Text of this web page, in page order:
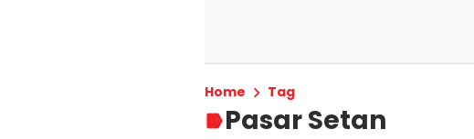
Home Tag
Pasar Setan